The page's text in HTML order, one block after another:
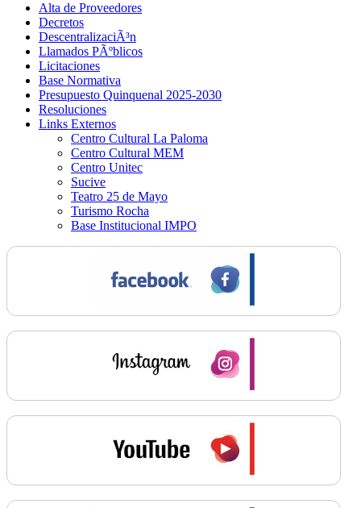
Alta de Proveedores
Decretos
DescentralizaciÃ³n
Llamados PÃºblicos
Licitaciones
Base Normativa
Presupuesto Quinquenal 2025-2030
Resoluciones
Links Externos
Centro Cultural La Paloma
Centro Cultural MEM
Centro Unitec
Sucive
Teatro 25 de Mayo
Turismo Rocha
Base Institucional IMPO